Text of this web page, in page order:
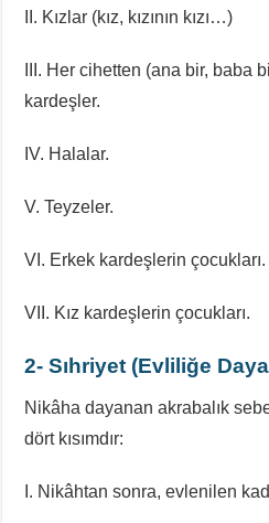
II. Kızlar (kız, kızının kızı…)
III. Her cihetten (ana bir, baba
kardeşler.
IV. Halalar.
V. Teyzeler.
VI. Erkek kardeşlerin çocukları.
VII. Kız kardeşlerin çocukları.
2- Sıhriyet (Evliliğe
Nikâha dayanan akrabalık
dört kısımdır:
I. Nikâhtan sonra, evlenilen